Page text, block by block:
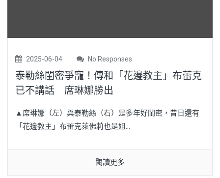
2025-06-04 No Responses
泰勒絲閨密爭寵！傳和「花邊教主」布蕾克
已不講話 席琳娜勝出
▲席琳娜（左）與泰勒絲（右）是多年好閨密，昔日還有
「花邊教主」布蕾克萊佛莉也是姐...
閱讀更多